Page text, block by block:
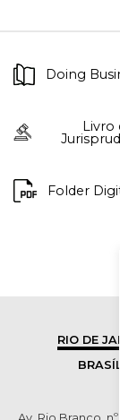
Doing
Livro
Folder
RIO DE